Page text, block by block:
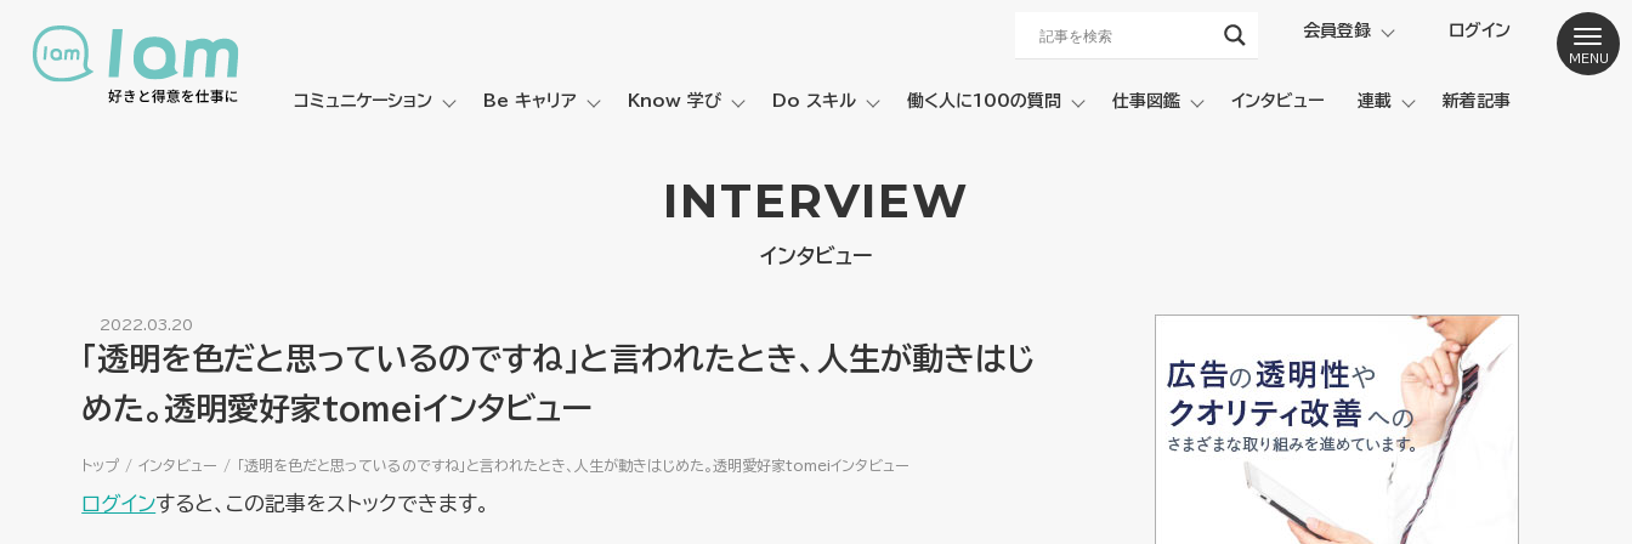
会員登録 ログイン
コミュニケーション Be キャリア Know 学び Do スキル 働く人に100の質問 仕事図鑑 インタビュー 連載 新着記事
INTERVIEW
インタビュー
2022.03.20
「透明を色だと思っているのですね」と言われたとき、人生が動きはじ
めた。透明愛好家tomeiインタビュー
トップ インタビュー 「透明を色だと思っているのですね」と言われたとき、人生が動きはじめた。透明愛好家tomeiインタビュー
ログインすると、この記事をストックできます。